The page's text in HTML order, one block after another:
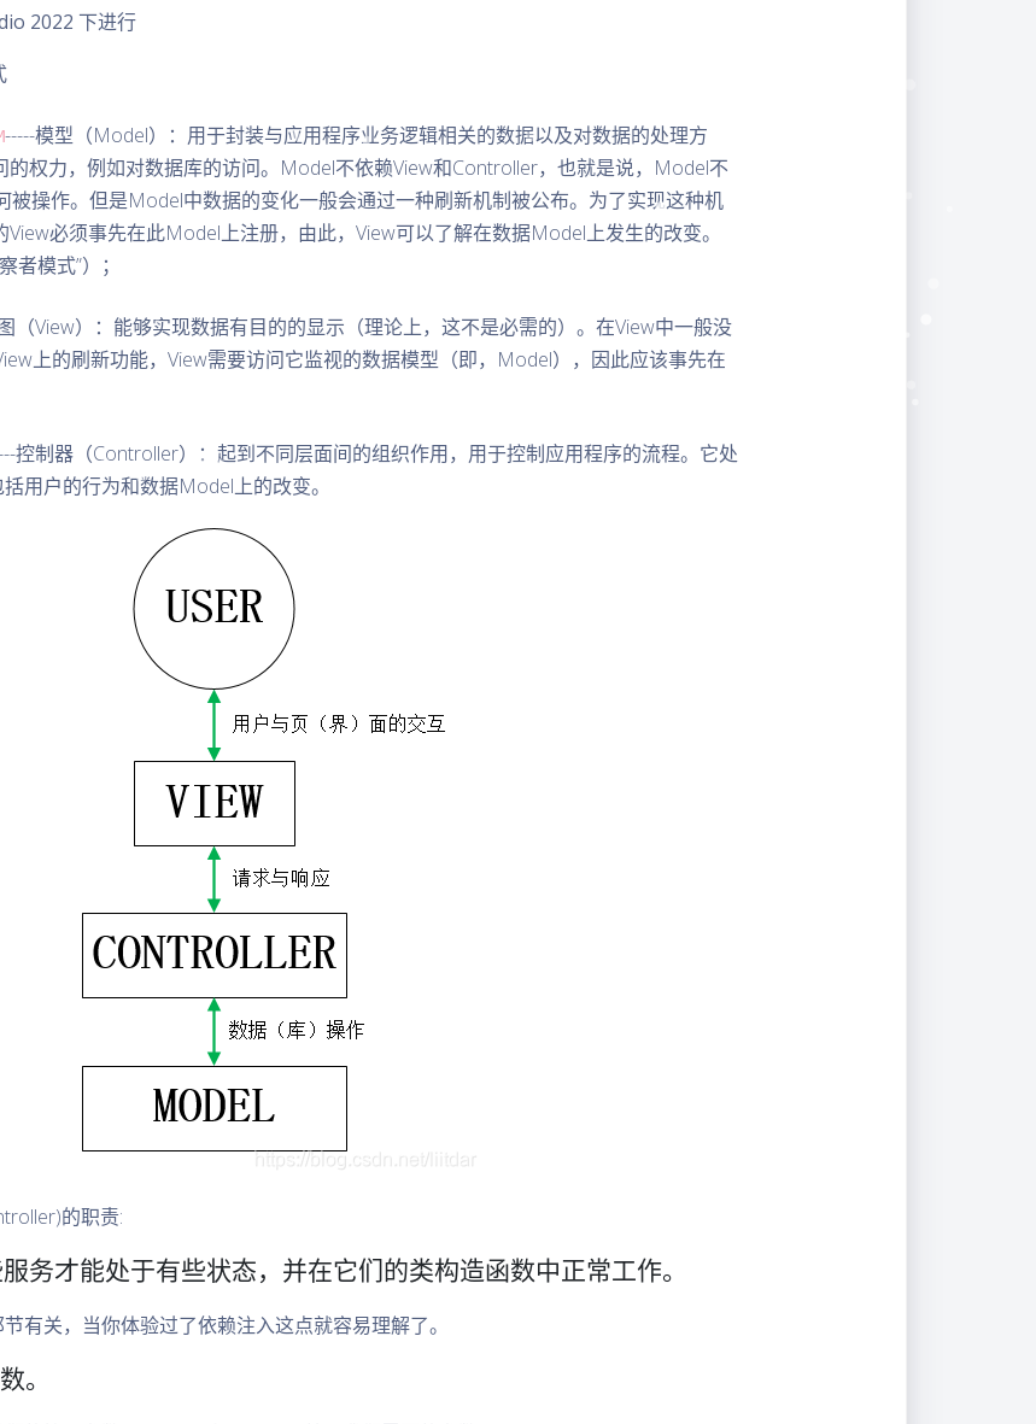
2022 下进行
-----模型（Model）：用于封装与应用程序业务逻辑相关的数据以及对数据的处理方
权力，例如对数据库的访问。Model不依赖View和Controller，也就是说，Model不
被操作。但是Model中数据的变化一般会通过一种刷新机制被公布。为了实现这种机
必须事先在此Model上注册，由此，View可以了解在数据Model上发生的改变。
者模式”）；
（View）：能够实现数据有目的的显示（理论上，这不是必需的）。在View中一般没
上的刷新功能，View需要访问它监视的数据模型（即，Model），因此应该事先在
控制器（Controller）：起到不同层面间的组织作用，用于控制应用程序的流程。它处
用户的行为和数据Model上的改变。
的职责:
才能处于有些状态，并在它们的类构造函数中正常工作。
有关，当你体验过了依赖注入这点就容易理解了。
。